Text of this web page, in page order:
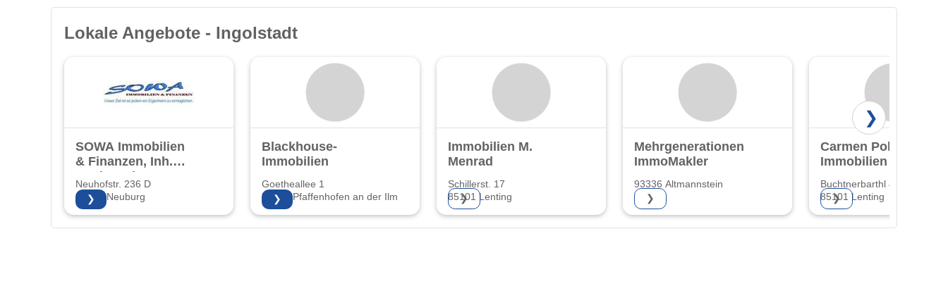
Lokale Angebote - Ingolstadt
SOWA Immobilien
& Finanzen, Inh.
Sonja Walter
Neuhofstr. 236 D
86633 Neuburg
❯
Blackhouse-
Immobilien
Goetheallee 1
85276 Pfaffenhofen an der Ilm
❯
Immobilien M.
Menrad
Schillerst. 17
85101 Lenting
❯
Mehrgenerationen
ImmoMakler
93336 Altmannstein
❯
Carmen Pohl
Immobilien
Buchtnerbarthl 4 a
85101 Lenting
❯
❯